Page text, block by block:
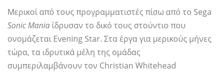
Μερικοί από τους προγραμματιστές πίσω από το Sega
Sonic Mania ίδρυσαν το δικό τους στούντιο που
ονομάζεται Evening Star. Στα έργα για μερικούς μήνες
τώρα, τα ιδρυτικά μέλη της ομάδας
συμπεριλαμβάνουν τον Christian Whitehead